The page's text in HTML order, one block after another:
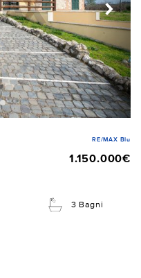
RE/MAX Blu
1.150.000€
3 Bagni